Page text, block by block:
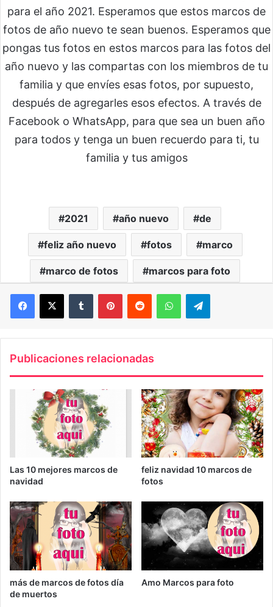
para el año 2021. Esperamos que estos marcos de
fotos de año nuevo te sean buenos. Esperamos que
pongas tus fotos en estos marcos para las fotos del
año nuevo y las compartas con los miembros de tu
familia y que envíes esas fotos, por supuesto,
después de agregarles esos efectos. A través de
Facebook o WhatsApp, para que sea un buen año
para todos y tenga un buen recuerdo para ti, tu
familia y tus amigos
2021 año nuevo de
feliz año nuevo fotos marco
marco de fotos marcos para foto
Facebook
X Tumblr PinterestReddit WhatsAppTelegram
Publicaciones relacionadas
Las 10 mejores marcos de
navidad
feliz navidad 10 marcos de
fotos
más de marcos de fotos día
de muertos
Amo Marcos para foto